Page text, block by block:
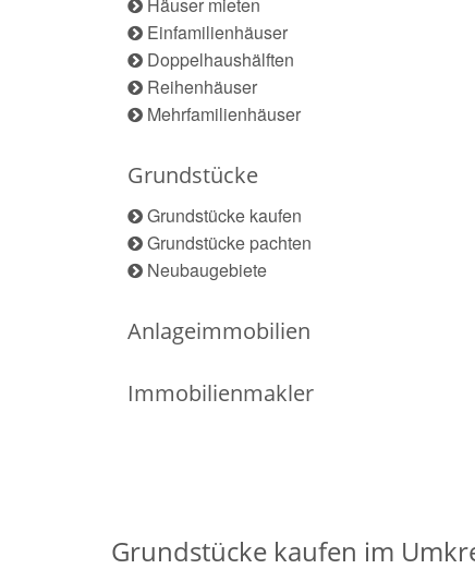
Einfamilienhäuser
Doppelhaushälften
Reihenhäuser
Mehrfamilienhäuser
Grundstücke
Grundstücke kaufen
Grundstücke pachten
Neubaugebiete
Anlageimmobilien
Immobilienmakler
Grundstücke kaufen im